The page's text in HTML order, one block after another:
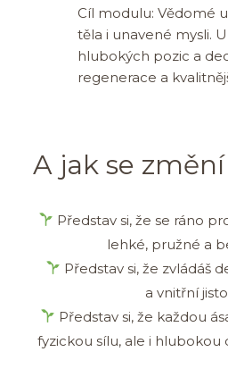
Cíl modulu: Vědomé
těla i unavené mysli.
hlubokých pozic a
regenerace a
A jak se
Představ si, že se ráno
lehké, pružné a
Představ si, že zvládáš
a vnitřní
Představ si, že každou
fyzickou sílu, ale i hlubokou